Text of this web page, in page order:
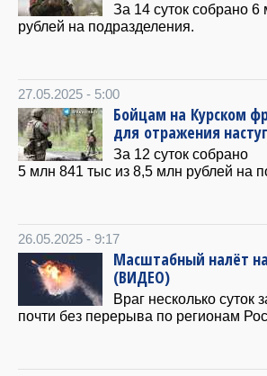
За 14 суток собрано
рублей на подразделения.
27.05.2025 - 5:00
Бойцам на Курском
для отражения
За 12 суток собрано
5 млн 841 тыс из 8,5 млн рублей на
26.05.2025 - 9:17
Масштабный налёт
(ВИДЕО)
Враг несколько суток
почти без перерыва по регионам